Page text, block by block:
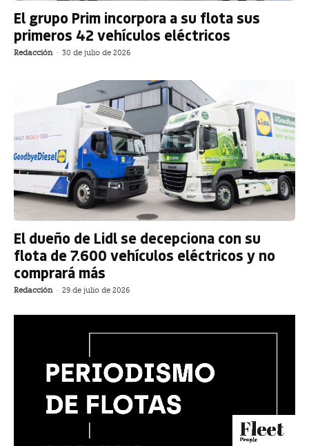
El grupo Prim incorpora a su flota sus
primeros 42 vehículos eléctricos
Redacción - 30 de julio de 2026
El dueño de Lidl se decepciona con su
flota de 7.600 vehículos eléctricos y no
comprará más
Redacción - 29 de julio de 2026